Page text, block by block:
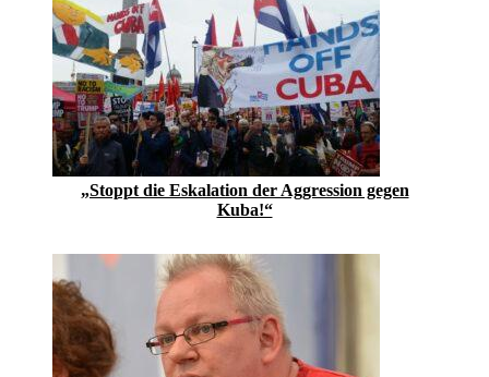
„Stoppt die Eskalation der Aggression gegen
Kuba!“